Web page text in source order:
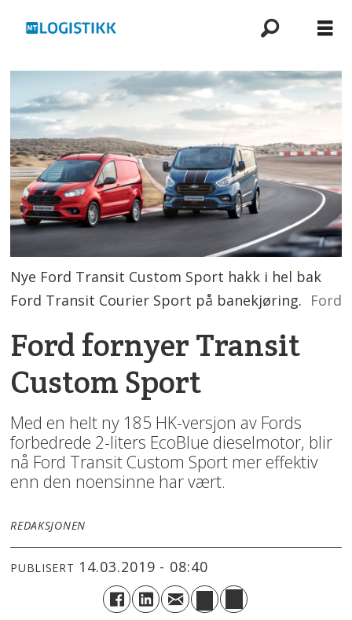
Nye Ford Transit Custom Sport hakk i hel bak
Ford Transit Courier Sport på banekjøring. Ford
Ford fornyer Transit
Custom Sport
Med en helt ny 185 HK-versjon av Fords
forbedrede 2-liters EcoBlue dieselmotor, blir
nå Ford Transit Custom Sport mer effektiv
enn den noensinne har vært.
REDAKSJONEN
PUBLISERT 14.03.2019 - 08:40